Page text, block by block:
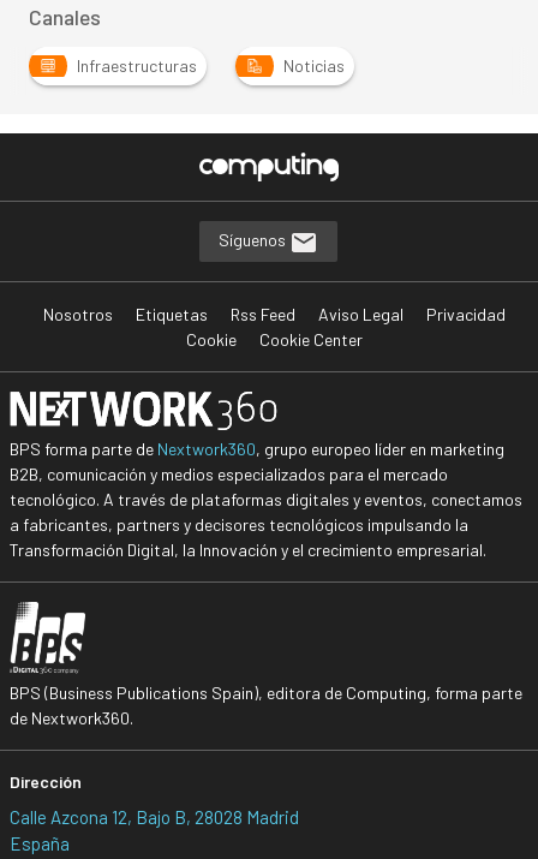
Canales
Infraestructuras Noticias
Síguenos
Nosotros Etiquetas Rss Feed Aviso Legal
Privacidad
Cookie
Cookie Center
BPS forma parte de Nextwork360, grupo europeo líder en marketing
B2B, comunicación y medios especializados para el mercado
tecnológico. A través de plataformas digitales y eventos, conectamos
a fabricantes, partners y decisores tecnológicos impulsando la
Transformación Digital, la Innovación y el crecimiento empresarial.
BPS (Business Publications Spain), editora de Computing, forma parte
de Nextwork360.
Dirección
Calle Azcona 12, Bajo B, 28028 Madrid
España